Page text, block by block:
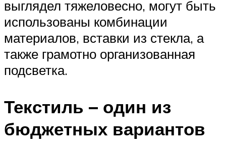
выглядел тяжеловесно, могут быть
использованы комбинации
материалов, вставки из стекла, а
также грамотно организованная
подсветка.
Текстиль – один из
бюджетных вариантов